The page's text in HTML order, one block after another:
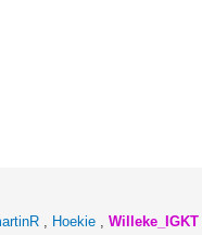
, Hoekie ,Willeke_IGKT